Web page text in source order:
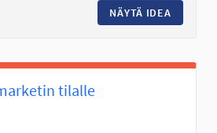
NÄYTÄ IDEA
tilalle